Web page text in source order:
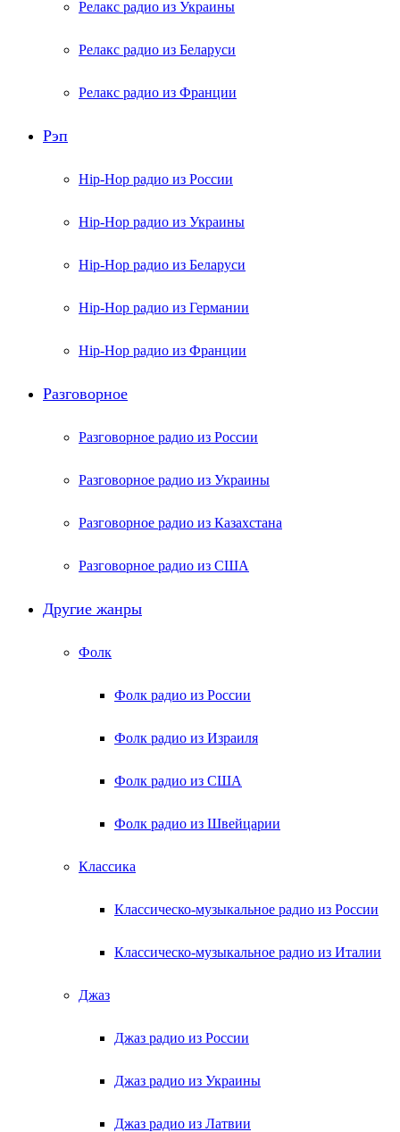
Релакс радио из Украины
Релакс радио из Беларуси
Релакс радио из Франции
Рэп
Hip-Hop радио из России
Hip-Hop радио из Украины
Hip-Hop радио из Беларуси
Hip-Hop радио из Германии
Hip-Hop радио из Франции
Разговорное
Разговорное радио из России
Разговорное радио из Украины
Разговорное радио из Казахстана
Разговорное радио из США
Другие жанры
Фолк
Фолк радио из России
Фолк радио из Израиля
Фолк радио из США
Фолк радио из Швейцарии
Классика
Классическо-музыкальное радио из России
Классическо-музыкальное радио из Италии
Джаз
Джаз радио из России
Джаз радио из Украины
Джаз радио из Латвии